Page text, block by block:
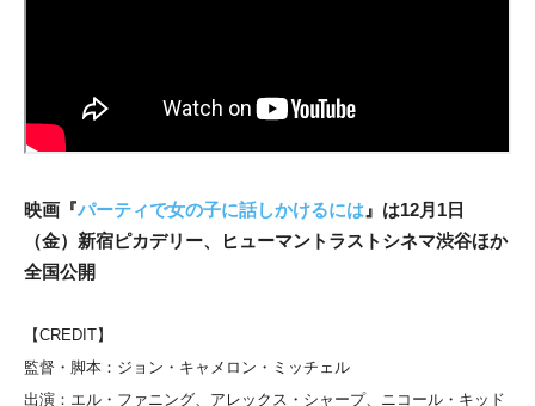
映画『パーティで女の子に話しかけるには 』は12月1日
（金）新宿ピカデリー、ヒューマントラストシネマ渋谷ほか
全国公開
【CREDIT】
監督・脚本：ジョン・キャメロン・ミッチェル
出演：エル・ファニング、アレックス・シャープ、 ニコール・キッド